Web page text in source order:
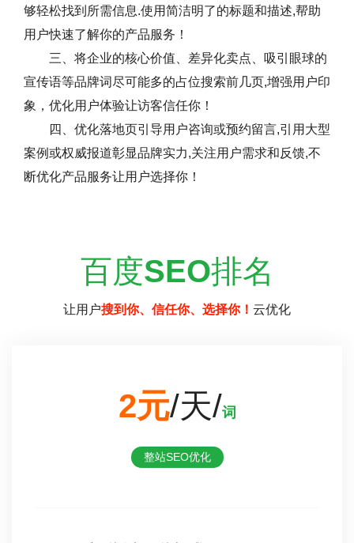
够轻松找到所需信息.使用简洁明了的标题和描述,帮助
用户快速了解你的产品服务！
三、将企业的核心价值、差异化卖点、吸引眼球的
宣传语等品牌词尽可能多的占位搜索前几页,增强用户印
象，优化用户体验让访客信任你！
四、优化落地页引导用户咨询或预约留言,引用大型
案例或权威报道彰显品牌实力,关注用户需求和反馈,不
断优化产品服务让用户选择你！
百度SEO排名
让用户搜到你、信任你、选择你！ 云优化
2元/天/词
整站SEO优化